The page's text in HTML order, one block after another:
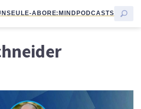
EULE-ABORE:MINDPODCASTS